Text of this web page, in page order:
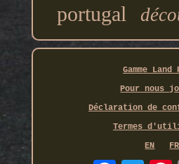
portugal
Gamme Land
Pour nous
Déclaration de
Termes
EN
FR